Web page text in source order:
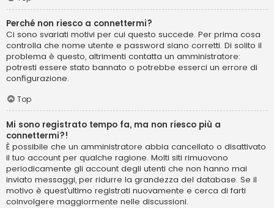
Perché non riesco a connettermi?
Ci sono svariati motivi per cui questo succede. Per prima cosa
controlla che nome utente e password siano corretti. Di solito il
problema è questo, altrimenti contatta un amministratore:
potresti essere stato bannato o potrebbe esserci un errore di
configurazione.
Top
Mi sono registrato tempo fa, ma non riesco più a
connettermi?!
È possibile che un amministratore abbia cancellato o disattivato
il tuo account per qualche ragione. Molti siti rimuovono
periodicamente gli account degli utenti che non hanno mai
inviato messaggi, per ridurre la grandezza del database. Se il
motivo è quest’ultimo registrati nuovamente e cerca di farti
coinvolgere maggiormente nelle discussioni.